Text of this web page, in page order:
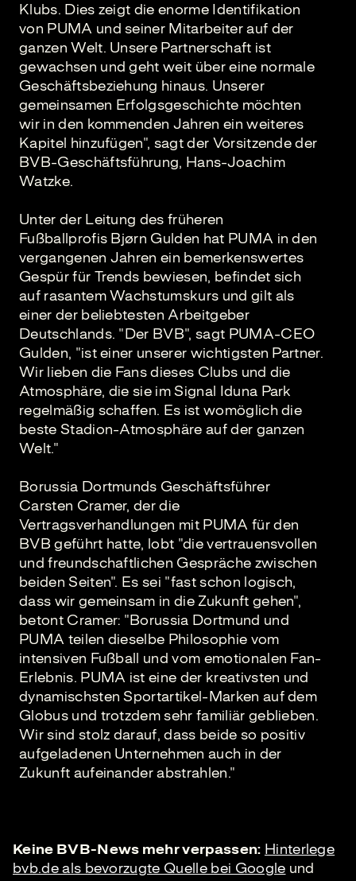
Klubs. Dies zeigt die enorme Identifikation
von PUMA und seiner Mitarbeiter auf der
ganzen Welt. Unsere Partnerschaft ist
gewachsen und geht weit über eine normale
Geschäftsbeziehung hinaus. Unserer
gemeinsamen Erfolgsgeschichte möchten
wir in den kommenden Jahren ein weiteres
Kapitel hinzufügen", sagt der Vorsitzende der
BVB-Geschäftsführung, Hans-Joachim
Watzke.
Unter der Leitung des früheren
Fußballprofis Bjørn Gulden hat PUMA in den
vergangenen Jahren ein bemerkenswertes
Gespür für Trends bewiesen, befindet sich
auf rasantem Wachstumskurs und gilt als
einer der beliebtesten Arbeitgeber
Deutschlands. "Der BVB", sagt PUMA-CEO
Gulden, "ist einer unserer wichtigsten Partner.
Wir lieben die Fans dieses Clubs und die
Atmosphäre, die sie im Signal Iduna Park
regelmäßig schaffen. Es ist womöglich die
beste Stadion-Atmosphäre auf der ganzen
Welt."
Borussia Dortmunds Geschäftsführer
Carsten Cramer, der die
Vertragsverhandlungen mit PUMA für den
BVB geführt hatte, lobt "die vertrauensvollen
und freundschaftlichen Gespräche zwischen
beiden Seiten". Es sei "fast schon logisch,
dass wir gemeinsam in die Zukunft gehen",
betont Cramer: "Borussia Dortmund und
PUMA teilen dieselbe Philosophie vom
intensiven Fußball und vom emotionalen Fan-
Erlebnis. PUMA ist eine der kreativsten und
dynamischsten Sportartikel-Marken auf dem
Globus und trotzdem sehr familiär geblieben.
Wir sind stolz darauf, dass beide so positiv
aufgeladenen Unternehmen auch in der
Zukunft aufeinander abstrahlen."
Keine BVB-News mehr verpassen: Hinterlege
bvb.de als bevorzugte Quelle bei Google und